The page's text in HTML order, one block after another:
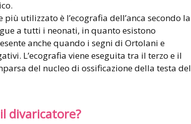
utilizzato è l’ecografia dell’anca secondo la
a tutti i neonati, in quanto esistono
anche quando i segni di Ortolani e
L’ecografia viene eseguita tra il terzo e il
del nucleo di ossificazione della testa del
divaricatore?